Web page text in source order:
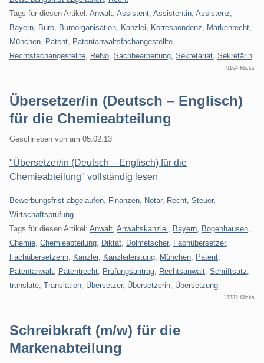
Tags für diesen Artikel: Anwalt Assistent Assistentin Assistenz
Bayern
Büro Büroorganisation Kanzlei Korrespondenz Markenrecht
München
Patent Patentanwaltsfachangestellte
Rechtsfachangestellte
ReNo Sachbearbeitung Sekretariat Sekretärin
9164 Klicks
Übersetzer/in (Deutsch – Englisch)
für die Chemieabteilung
Geschrieben von am 05.02.13
"Übersetzer/in (Deutsch – Englisch) für die
Chemieabteilung" vollständig lesen
Kategorien:
Bewerbungsfrist abgelaufen Finanzen Notar, Recht Steuer,
Wirtschaftsprüfung
Tags für diesen Artikel: Anwalt Anwaltskanzlei Bayern Bogenhausen
Chemie Chemieabteilung Diktat Dolmetscher, Fachübersetzer,
Fachübersetzerin
Kanzlei Kanzleileistung München Patent
Patentanwalt
Patentrecht Prüfungsantrag Rechtsanwalt Schriftsatz
translate Translation Übersetzer, Übersetzerin Übersetzung
13332 Klicks
Schreibkraft (m/w) für die
Markenabteilung